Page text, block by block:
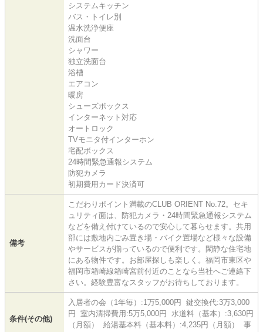
システムキッチン
バス・トイレ別
温水洗浄便座
洗面台
シャワー
独立洗面台
浴槽
エアコン
暖房
シューズボックス
インターネット対応
オートロック
TVモニタ付インターホン
宅配ボックス
24時間緊急通報システム
防犯カメラ
初期費用カード決済可
備考
こだわりポイント満載のCLUB ORIENT No.72。セキ
ュリティ面は、防犯カメラ・24時間緊急通報システム
などを備え付けているので安心して暮らせます。共用
部には敷地内ごみ置き場・バイク置場など様々な設備
やサービスが揃っているので便利です。閑静な住宅地
にある物件です。お部屋探しも楽しく。福岡市東区や
福岡市箱崎線箱崎宮前付近のことなら当社へご連絡下
さい。経験豊富なスタッフがお待ちしております。
条件(その他)
入居者の会（1年毎）:1万5,000円 鍵交換代:3万3,000
円 室内清掃費用:5万5,000円 水道料（基本）:3,630円
（月額） 給湯基本料（基本料）:4,235円（月額） 事